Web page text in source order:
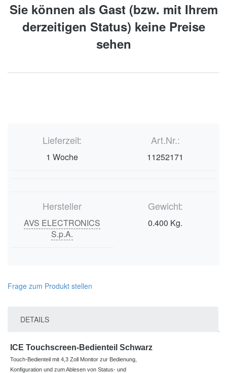
Sie können als Gast (bzw. mit Ihrem
derzeitigen Status) keine Preise
sehen
Lieferzeit:
1 Woche
Art.Nr.:
11252171
Hersteller
AVS ELECTRONICS
S.p.A.
Gewicht:
0.400 Kg.
Frage zum Produkt stellen
DETAILS
ICE Touchscreen-Bedienteil Schwarz
Touch-Bedienteil mit 4,3 Zoll Monitor zur Bedienung,
Konfiguration und zum Ablesen von Status- und